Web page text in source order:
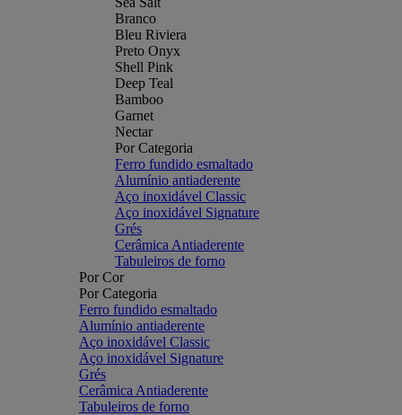
Branco
Bleu Riviera
Preto Onyx
Shell Pink
Deep Teal
Bamboo
Garnet
Nectar
Por Categoria
Ferro fundido esmaltado
Alumínio antiaderente
Aço inoxidável Classic
Aço inoxidável Signature
Grés
Cerâmica Antiaderente
Tabuleiros de forno
Por Cor
Por Categoria
Ferro fundido esmaltado
Alumínio antiaderente
Aço inoxidável Classic
Aço inoxidável Signature
Grés
Cerâmica Antiaderente
Tabuleiros de forno